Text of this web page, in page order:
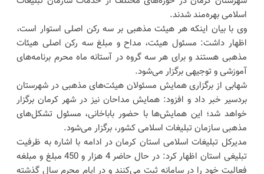
اسلامی بهره‌مند شدند.
وی با بیان اینکه هر هیئت مذهبی بر سه رکن اصلی استوار است،
اظهار داشت: مسئول هیئت، مداح و مبلغ سه رکن اصلی هیئات
مذهبی هستند و برای هر سه گروه در آستانه ماه محرم برنامه‌های
آموزشی و توجیهی برگزار می‌شود.
شهابی از برگزاری همایش مسئولان هیئت‌های مذهبی در شهرستان
بردسیر خبر داد و افزود: همایش مداحان نیز در شهر کرمان برگزار
خواهد شد؛ این همایش‌ها با حضور باباخانی، مسئول تشکل‌های
مذهبی سازمان تبلیغات اسلامی کشور، برگزار می‌شود.
مدیرکل تبلیغات اسلامی استان کرمان در ادامه با اشاره به ظرفیت
تبلیغی استان اظهار کرد: در حال حاضر 4 هزار و 450 مبلغ و مبلغه
فعالیت خود را در سامانه ثبت می‌کنند و در ایام محرم سال گذشته